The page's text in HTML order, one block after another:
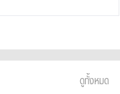
ดูทั้งหมด